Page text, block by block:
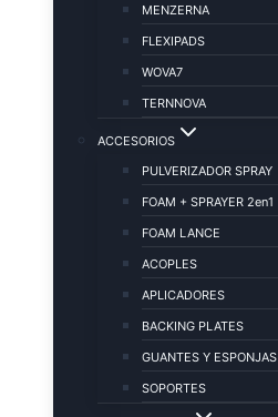
MENZERNA
FLEXIPADS
WOVA7
TERNNOVA
ACCESORIOS
PULVERIZADOR SPRAY
FOAM + SPRAYER 2en1
FOAM LANCE
ACOPLES
APLICADORES
BACKING PLATES
GUANTES Y ESPONJAS
SOPORTES